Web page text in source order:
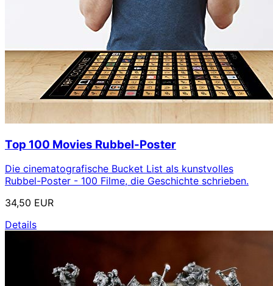
Top 100 Movies Rubbel-Poster
Die cinematografische Bucket List als kunstvolles
Rubbel-Poster - 100 Filme, die Geschichte schrieben.
34,50 EUR
Details